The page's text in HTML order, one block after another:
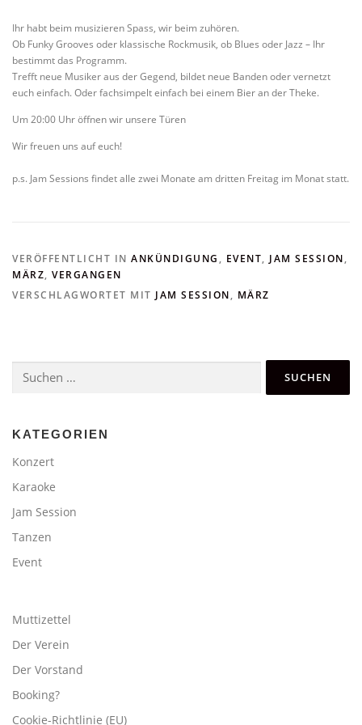
Ihr habt beim musizieren Spass, wir beim zuhören.
Ob Funky Grooves oder klassische Rockmusik, ob Blues oder Jazz – Ihr
bestimmt das Programm.
Trefft neue Musiker aus der Gegend, bildet neue Banden oder vernetzt
euch einfach. Oder fachsimpelt einfach bei einem Bier an der Theke.
Um 20:00 Uhr öffnen wir unsere Türen
Wir freuen uns auf euch!
p.s. Jam Sessions findet alle zwei Monate am dritten Freitag im Monat statt.
VERÖFFENTLICHT IN ANKÜNDIGUNG , EVENT, JAM SESSION,
MÄRZ, VERGANGEN
VERSCHLAGWORTET MIT JAM SESSION, MÄRZ
nach:
KATEGORIEN
Konzert
Karaoke
Jam Session
Tanzen
Event
Muttizettel
Der Verein
Der Vorstand
Booking?
Cookie-Richtlinie (EU)